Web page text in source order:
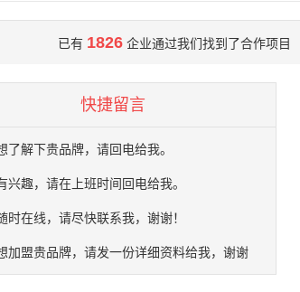
已有 1826 企业通过我们找到了合作项目
快捷留言
了解下贵品牌，请回电给我。
兴趣，请在上班时间回电给我。
时在线，请尽快联系我，谢谢！
加盟贵品牌，请发一份详细资料给我，谢谢